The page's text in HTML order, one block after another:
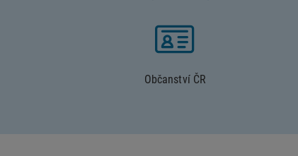
Občanství ČR